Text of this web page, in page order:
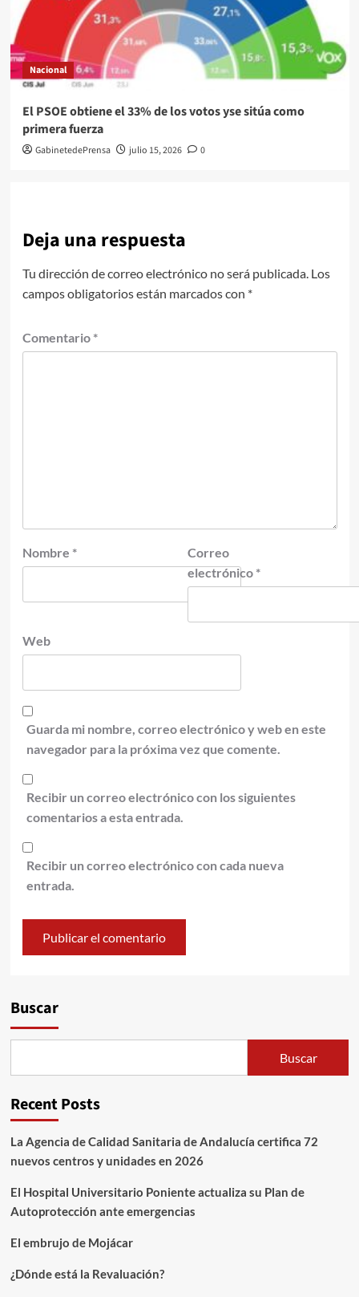
Nacional
El PSOE obtiene el 33% de los votos yse sitúa como
primera fuerza
GabinetedePrensa julio 15, 2026 0
Deja una respuesta
Tu dirección de correo electrónico no será publicada. Los
campos obligatorios están marcados con *
Comentario *
Nombre *
Correo
electrónico *
Web
Guarda mi nombre, correo electrónico y web en este
navegador para la próxima vez que comente.
Recibir un correo electrónico con los siguientes
comentarios a esta entrada.
Recibir un correo electrónico con cada nueva
entrada.
Buscar
Buscar
Recent Posts
La Agencia de Calidad Sanitaria de Andalucía certifica 72
nuevos centros y unidades en 2026
El Hospital Universitario Poniente actualiza su Plan de
Autoprotección ante emergencias
El embrujo de Mojácar
¿Dónde está la Revaluación?